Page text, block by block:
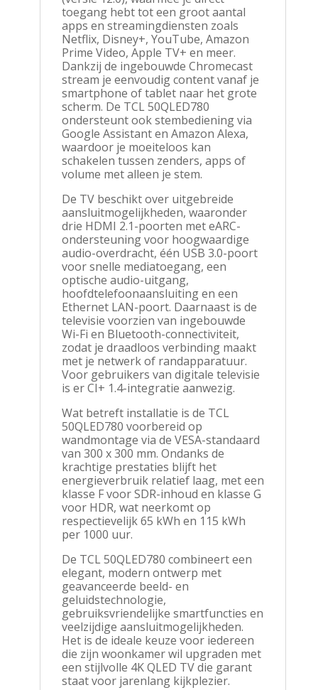
toegang hebt tot een groot aantal
apps en streamingdiensten zoals
Netflix, Disney+, YouTube, Amazon
Prime Video, Apple TV+ en meer.
Dankzij de ingebouwde Chromecast
stream je eenvoudig content vanaf je
smartphone of tablet naar het grote
scherm. De TCL 50QLED780
ondersteunt ook stembediening via
Google Assistant en Amazon Alexa,
waardoor je moeiteloos kan
schakelen tussen zenders, apps of
volume met alleen je stem.
De TV beschikt over uitgebreide
aansluitmogelijkheden, waaronder
drie HDMI 2.1-poorten met eARC-
ondersteuning voor hoogwaardige
audio-overdracht, één USB 3.0-poort
voor snelle mediatoegang, een
optische audio-uitgang,
hoofdtelefoonaansluiting en een
Ethernet LAN-poort. Daarnaast is de
televisie voorzien van ingebouwde
Wi-Fi en Bluetooth-connectiviteit,
zodat je draadloos verbinding maakt
met je netwerk of randapparatuur.
Voor gebruikers van digitale televisie
is er CI+ 1.4-integratie aanwezig.
Wat betreft installatie is de TCL
50QLED780 voorbereid op
wandmontage via de VESA-standaard
van 300 x 300 mm. Ondanks de
krachtige prestaties blijft het
energieverbruik relatief laag, met een
klasse F voor SDR-inhoud en klasse G
voor HDR, wat neerkomt op
respectievelijk 65 kWh en 115 kWh
per 1000 uur.
De TCL 50QLED780 combineert een
elegant, modern ontwerp met
geavanceerde beeld- en
geluidstechnologie,
gebruiksvriendelijke smartfuncties en
veelzijdige aansluitmogelijkheden.
Het is de ideale keuze voor iedereen
die zijn woonkamer wil upgraden met
een stijlvolle 4K QLED TV die garant
staat voor jarenlang kijkplezier.